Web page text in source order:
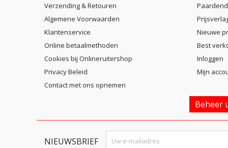
Verzending & Retouren
Algemene Voorwaarden
Klantenservice
Online betaalmethoden
Cookies bij Onlineruitershop
Privacy Beleid
Contact met ons opnemen
Nieuwe
Best
Inloggen
Mijn
Beheer
NIEUWSBRIEF